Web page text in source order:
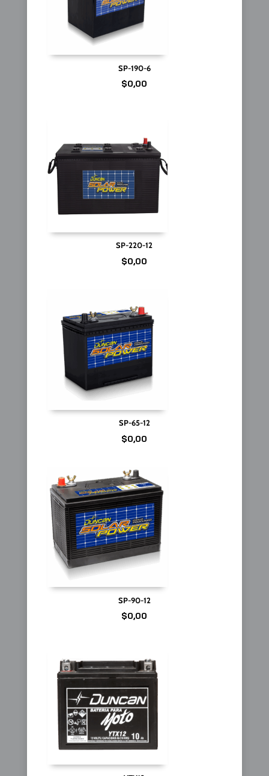
SP-190-6
$0,00
SP-220-12
$0,00
SP-65-12
$0,00
SP-90-12
$0,00